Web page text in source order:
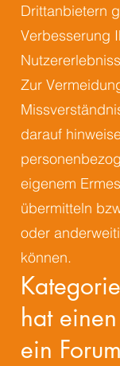
Drittanbietern
Verbesserung
Zur
darauf
eigenem
übermitteln
oder
können.
hat
ein Forum